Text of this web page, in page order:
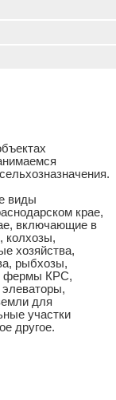
виды
крае,
включающие в
колхозы,
хозяйства,
рыбхозы,
фермы КРС,
для
участки
другое.